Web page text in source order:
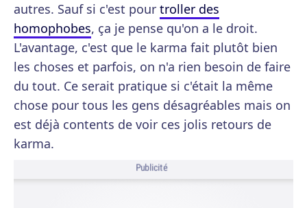
autres. Sauf si c'est pour troller des
homophobes, ça je pense qu'on a le droit.
L'avantage, c'est que le karma fait plutôt bien
les choses et parfois, on n'a rien besoin de faire
du tout. Ce serait pratique si c'était la même
chose pour tous les gens désagréables mais on
est déjà contents de voir ces jolis retours de
karma.
Publicité